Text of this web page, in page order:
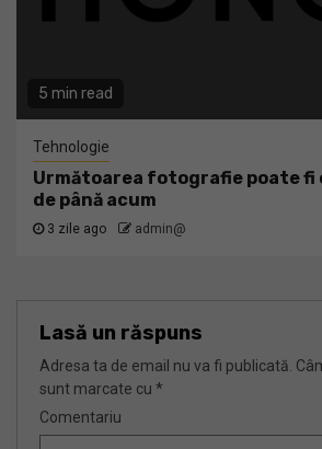
5 min read
Tehnologie
Următoarea fotografie poate fi
de până acum
3 zile ago admin@
Lasă un răspuns
Adresa ta de email nu va fi publicată.
sunt marcate cu *
Comentariu